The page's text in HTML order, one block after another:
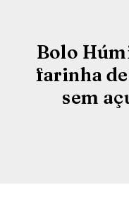
Bolo
farinha
sem